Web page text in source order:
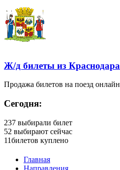
Ж/д билеты из Краснодара
Продажа билетов на поезд онлайн
Сегодня:
237 выбирали билет
52 выбирают сейчас
11билетов куплено
Главная